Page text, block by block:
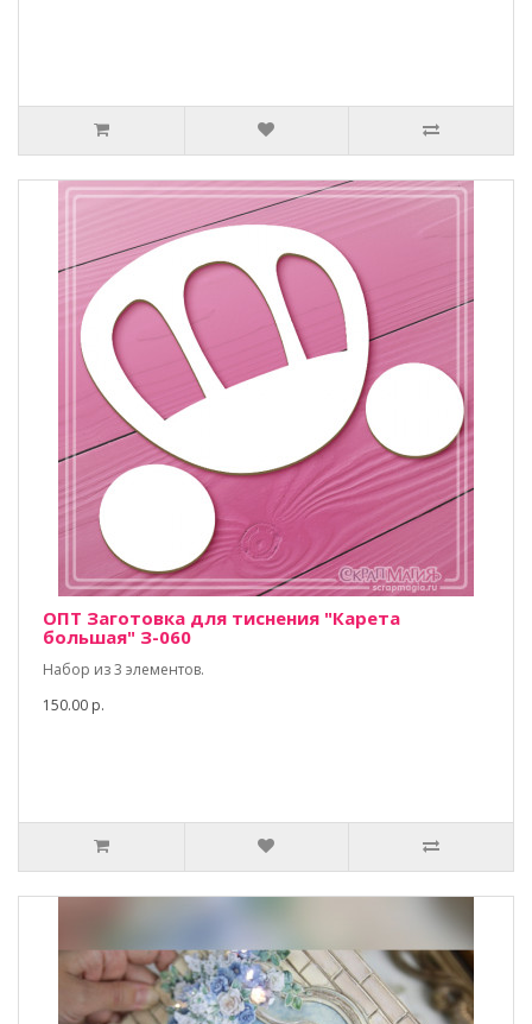
ОПТ Заготовка для тиснения "Карета
большая" З-060
Набор из 3 элементов.
150.00 р.